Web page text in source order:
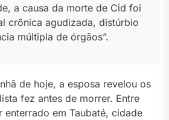
a causa da morte de Cid foi
crônica agudizada, distúrbio
múltipla de órgãos”.
de hoje, a esposa revelou os
fez antes de morrer. Entre
enterrado em Taubaté, cidade